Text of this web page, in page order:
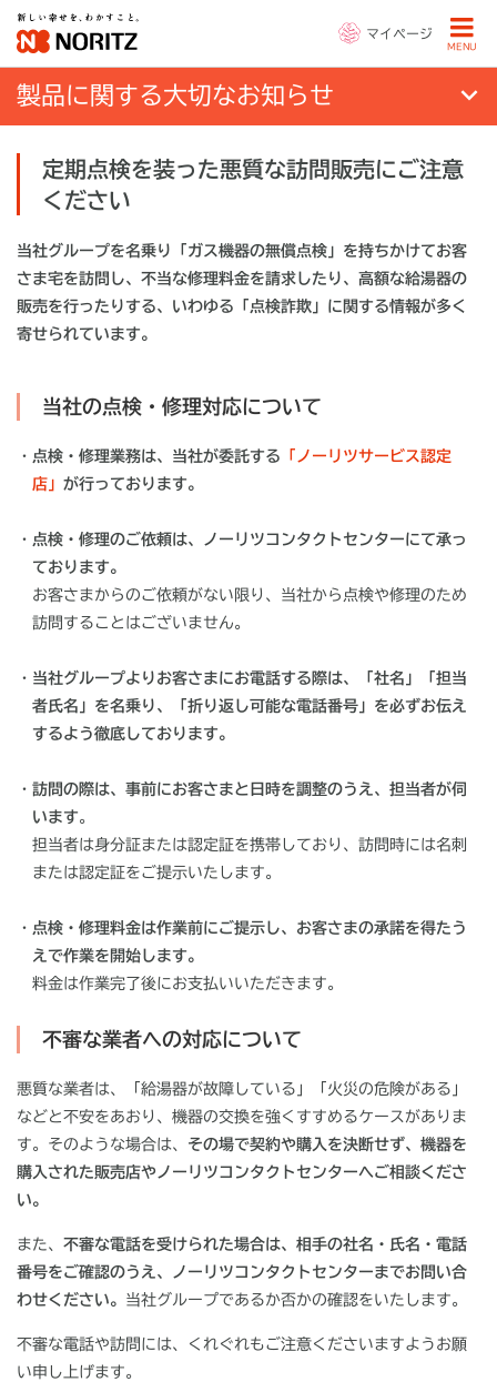
マイページ
MENU
製品に関する大切なお知らせ
定期点検を装った悪質な訪問販売にご注意
ください
当社グループを名乗り「ガス機器の無償点検」を持ちかけてお客
さま宅を訪問し、不当な修理料金を請求したり、高額な給湯器の
販売を行ったりする、いわゆる「点検詐欺」に関する情報が多く
寄せられています。
当社の点検・修理対応について
・ 点検・修理業務は、当社が委託する 「ノーリツサービス認定
店」 が行っております。
・ 点検・修理のご依頼は、ノーリツコンタクトセンターにて承っ
ております。
お客さまからのご依頼がない限り、当社から点検や修理のため
訪問することはございません。
・ 当社グループよりお客さまにお電話する際は、「社名」「担当
者氏名」を名乗り、「折り返し可能な電話番号」を必ずお伝え
するよう徹底しております。
・ 訪問の際は、事前にお客さまと日時を調整のうえ、担当者が伺
います。
担当者は身分証または認定証を携帯しており、訪問時には名刺
または認定証をご提示いたします。
・ 点検・修理料金は作業前にご提示し、お客さまの承諾を得たう
えで作業を開始します。
料金は作業完了後にお支払いいただきます。
不審な業者への対応について
悪質な業者は、「給湯器が故障している」「火災の危険がある」
などと不安をあおり、機器の交換を強くすすめるケースがありま
す。そのような場合は、 その場で契約や購入を決断せず、機器を
購入された販売店やノーリツコンタクトセンターへご相談くださ
い。
また、 不審な電話を受けられた場合は、相手の社名・氏名・電話
番号をご確認のうえ、ノーリツコンタクトセンターまでお問い合
わせください。 当社グループであるか否かの確認をいたします。
不審な電話や訪問には、くれぐれもご注意くださいますようお願
い申し上げます。